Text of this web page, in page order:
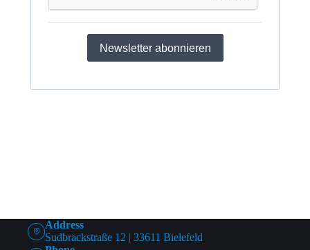
Newsletter abonnieren
Address
Sudbrackstraße 12 | 33611 Bielefeld